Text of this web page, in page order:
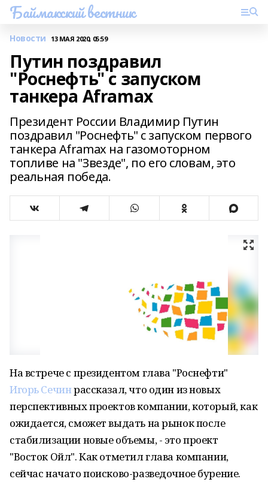
Баймакский вестник
Новости 13 МАЯ 2020, 05:59
Путин поздравил
"Роснефть" с запуском
танкера Aframax
Президент России Владимир Путин
поздравил "Роснефть" с запуском первого
танкера Aframax на газомоторном
топливе на "Звезде", по его словам, это
реальная победа.
На встрече с президентом глава "Роснефти"
Игорь Сечинрассказал, что один из новых
перспективных проектов компании, который, как
ожидается, сможет выдать на рынок после
стабилизации новые объемы, - это проект
"Восток Ойл". Как отметил глава компании,
сейчас начато поисково-разведочное бурение.